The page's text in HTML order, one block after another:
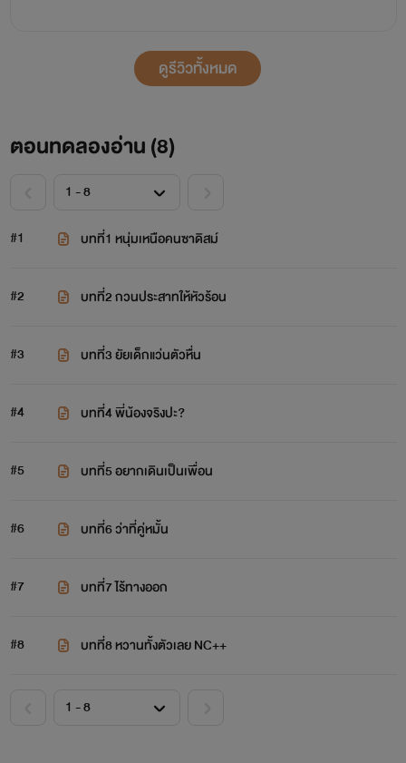
ดูรีวิวทั้งหมด
ตอนทดลองอ่าน (8)
#1 บทที่1 หนุ่มเหนือคนซาดิสม์
#2 บทที่2 กวนประสาทให้หัวร้อน
#3 บทที่3 ยัยเด็กแว่นตัวหื่น
#4 บทที่4 พี่น้องจริงปะ?
#5 บทที่5 อยากเดินเป็นเพื่อน
#6 บทที่6 ว่าที่คู่หมั้น
#7 บทที่7 ไร้ทางออก
#8 บทที่8 หวานทั้งตัวเลย NC++